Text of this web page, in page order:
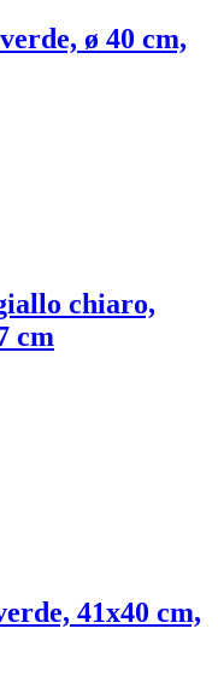
ø 40 cm,
chiaro,
cm
41x40 cm,